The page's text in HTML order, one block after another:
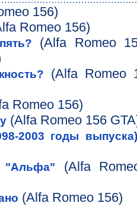
156)
Romeo 156)
(Alfa Romeo
(Alfa Romeo
Romeo 156)
(Alfa Romeo 156
2003 годы выпуска)
"Альфа"
(Alfa
(Alfa Romeo 156)